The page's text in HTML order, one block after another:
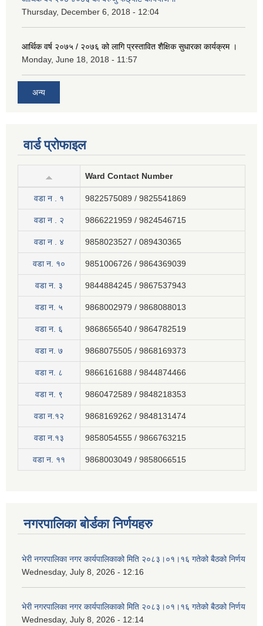
Thursday, December 6, 2018 - 12:04
आर्थिक वर्ष २०७५ / २०७६ को लागि प्रस्तावित शैक्षिक सुधारका कार्यक्रम ।
Monday, June 18, 2018 - 11:57
अन्य
वार्ड प्रोफाइल
Ward Contact Number
वडा न . १ 9822575089 / 9825541869
वडा न . २ 9866221959 / 9824546715
वडा न . ४ 9858023527 / 089430365
वडा न. १० 9851006726 / 9864369039
वडा न. ३ 9844884245 / 9867537943
वडा न. ५ 9868002979 / 9868088013
वडा न. ६ 9868656540 / 9864782519
वडा न. ७ 9868075505 / 9868169373
वडा न. ८ 9866161688 / 9844874466
वडा न. ९ 9860472589 / 9848218353
वडा न.१२ 9868169262 / 9848131474
वडा न.१३ 9858054555 / 9866763215
वडा न‍. ११ 9868003049 / 9858066515
नगरपालिका बोर्डका निर्णयहरु
भेरी नगरपालिका नगर कार्यपालिकाको मिति २०८३।०१।१६ गतेको बैठको निर्णय
Wednesday, July 8, 2026 - 12:16
भेरी नगरपालिका नगर कार्यपालिकाको मिति २०८३।०१।१६ गतेको बैठको निर्णय
Wednesday, July 8, 2026 - 12:14